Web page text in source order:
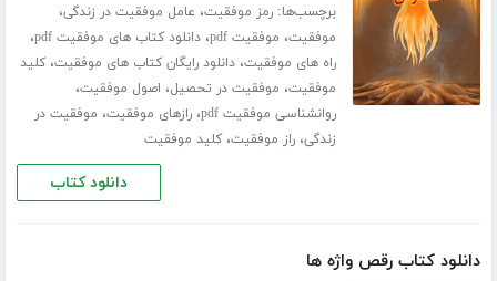
برچسب‌ها:رمز موفقیت، عامل موفقیت در زندگی،
موفقیت، موفقیت pdf ،دانلود کتاب های موفقیت pdf ،
راه های موفقیت،دانلود رایگان کتاب های موفقیت،کلید
موفقیت، موفقیت در تحصیل، اصول موفقیت،
روانشناسی موفقیت pdf ،رازهای موفقیت، موفقیت در
زندگی،راز موفقیت،کلید موفقیت
دانلود کتاب
دانلود کتاب رقص واژه ها